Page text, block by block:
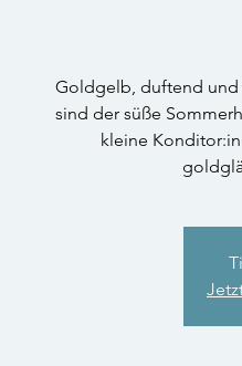
Goldgelb, duftend und
sind der süße
kleine